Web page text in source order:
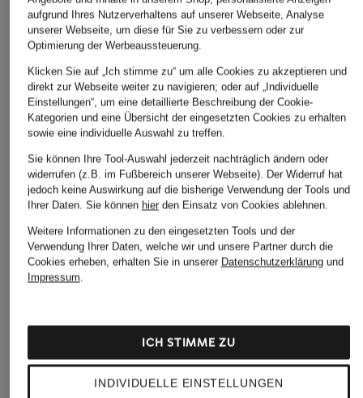
aufgrund Ihres Nutzerverhaltens auf unserer Webseite, Analyse
unserer Webseite, um diese für Sie zu verbessern oder zur
Optimierung der Werbeaussteuerung.
Klicken Sie auf „Ich stimme zu“ um alle Cookies zu akzeptieren und
direkt zur Webseite weiter zu navigieren; oder auf „Individuelle
Einstellungen“, um eine detaillierte Beschreibung der Cookie-
Kategorien und eine Übersicht der eingesetzten Cookies zu erhalten
sowie eine individuelle Auswahl zu treffen.
Sie können Ihre Tool-Auswahl jederzeit nachträglich ändern oder
widerrufen (z.B. im Fußbereich unserer Webseite). Der Widerruf hat
jedoch keine Auswirkung auf die bisherige Verwendung der Tools und
Ihrer Daten. Sie können hierden Einsatz von Cookies ablehnen.
Weitere Informationen zu den eingesetzten Tools und der
Verwendung Ihrer Daten, welche wir und unsere Partner durch die
Cookies erheben, erhalten Sie in unserer Datenschutzerklärungund
Impressum.
INDIVIDUELLE EINSTELLUNGEN
ICH STIMME ZU